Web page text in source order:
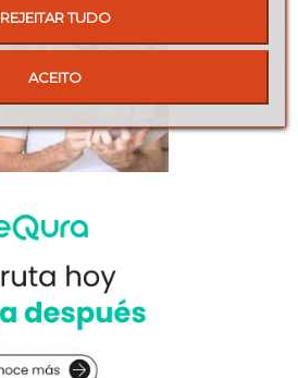
REJEITAR TUDO
ACEITO